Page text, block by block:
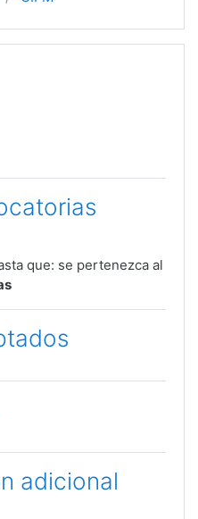
que: se pertenezca al
adicional